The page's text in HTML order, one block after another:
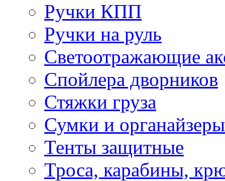
Ручки КПП
Ручки на руль
Светоотражающие
Спойлера дворников
Стяжки груза
Сумки и органайзеры
Тенты защитные
Троса, карабины,